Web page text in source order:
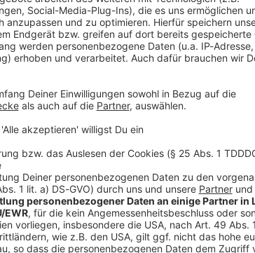
History-Podcast von WELT. Immer montags und
Serdar Deniz Redaktion, Moderation: Viola Koegst
www.welt.de/services/article7893735/
services/article157550705/
16min
meisten Menschen kein Bad in ihrer Wohnung.
zusammen. „Aha! History“ erzählt die
Datenschutzerklaerung-WELT-